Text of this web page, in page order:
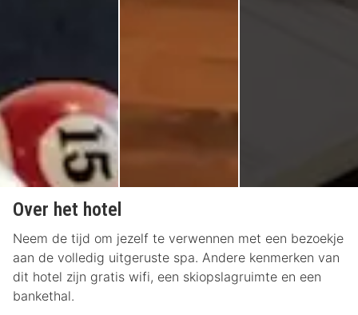
Over het hotel
Neem de tijd om jezelf te verwennen met een bezoekje
aan de volledig uitgeruste spa. Andere kenmerken van
dit hotel zijn gratis wifi, een skiopslagruimte en een
bankethal.